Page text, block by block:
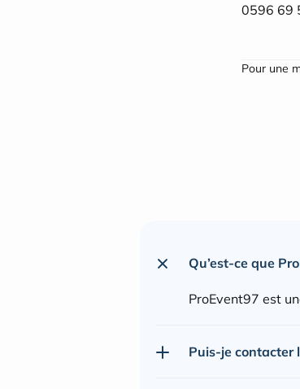
0596 69
Pour une
Qu’est-ce que
ProEvent97 est
Puis-je contacter